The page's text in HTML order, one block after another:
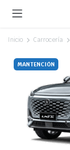
Inicio Carrocería
MANTENCIÓN